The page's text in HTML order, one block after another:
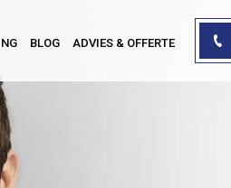
BLOG ADVIES & OFFERTE